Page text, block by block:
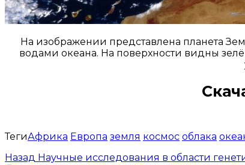
На изображении представлена планета
водами океана. На поверхности видны
ТегиАфрика Европа земля космос облака
Назад Научные исследования в области